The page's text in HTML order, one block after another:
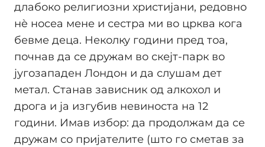
длабоко религиозни христијани, редовно
нè носеа мене и сестра ми во црква кога
бевме деца. Неколку години пред тоа,
почнав да се дружам во скејт-парк во
југозападен Лондон и да слушам дет
метал. Станав зависник од алкохол и
дрога и ја изгубив невиноста на 12
години. Имав избор: да продолжам да се
дружам со пријателите (што го сметав за